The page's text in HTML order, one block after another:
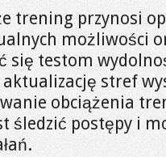
trening przynosi
możliwości
się testom
stref
obciążenia
śledzić postępy i